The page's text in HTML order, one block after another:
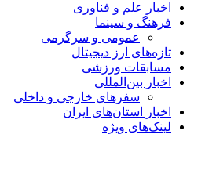
اخبار علم و فناوری
فرهنگ و سینما
عمومی و سرگرمی
تازه‌های ارز دیجیتال
مسابقات ورزشی
اخبار بین‌المللی
سفرهای خارجی و داخلی
اخبار استان‌های ایران
لینک‌های ویژه